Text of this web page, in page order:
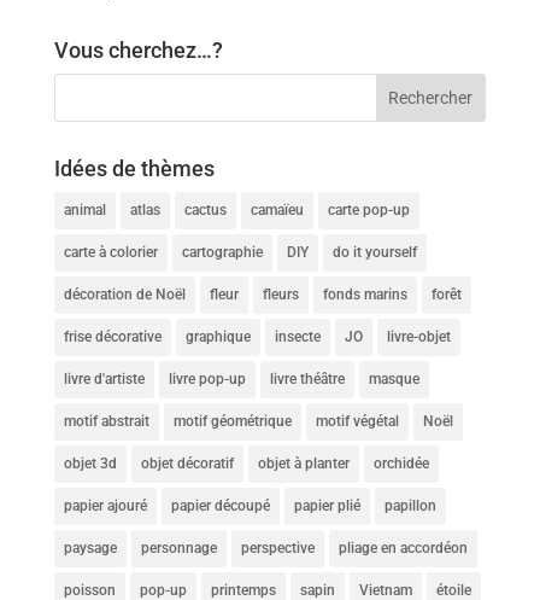
Vous cherchez…?
Idées de thèmes
animal atlas cactus camaïeu carte pop-up
carte à colorier cartographie DIY do it yourself
décoration de Noël fleur fleurs fonds marins forêt
frise décorative graphique insecte JO livre-objet
livre d'artiste livre pop-up livre théâtre masque
motif abstrait motif géométrique motif végétal Noël
objet 3d objet décoratif objet à planter orchidée
papier ajouré papier découpé papier plié papillon
paysage personnage perspective pliage en accordéon
poisson pop-up printemps sapin Vietnam étoile